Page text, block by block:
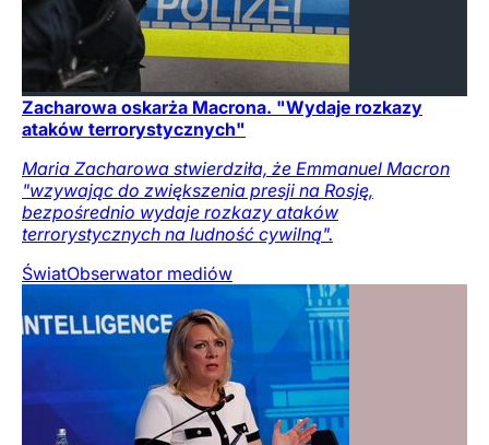
Zacharowa oskarża Macrona. "Wydaje rozkazy
ataków terrorystycznych"
Maria Zacharowa stwierdziła, że Emmanuel Macron
"wzywając do zwiększenia presji na Rosję,
bezpośrednio wydaje rozkazy ataków
terrorystycznych na ludność cywilną".
ŚwiatObserwator mediów